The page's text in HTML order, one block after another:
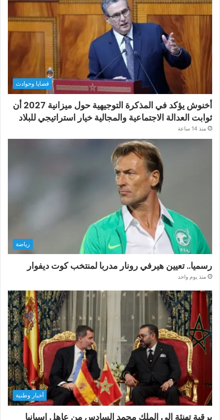
قضايا وحوادث
أخنوش يؤكد في المذكرة التوجيهية حول ميزانية 2027 أن
ثوابت العدالة الاجتماعية والمجالية خيار استراتيجي للبلاد
منذ 14 ساعة
رياضة
رسميا.. تعيين هيرفي رونار مدربا لمنتخب كوت ديفوار
منذ يوم واحد
أخبار وطنية
برقية تهنئة إلى الملك محمد السادس من عاهل إسبانيا